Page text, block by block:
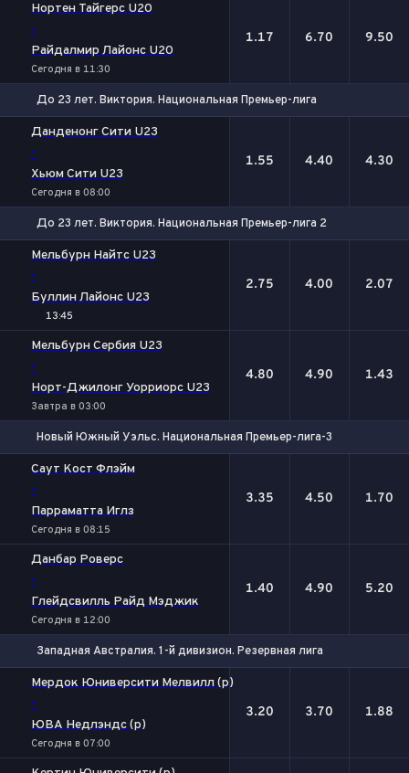
Нортен Тайгерс U20
-
Райдалмир Лайонс U20
Сегодня в 11:30
1.17 6.70 9.50
До 23 лет. Виктория. Национальная Премьер-лига
Данденонг Сити U23
-
Хьюм Сити U23
Сегодня в 08:00
1.55 4.40 4.30
До 23 лет. Виктория. Национальная Премьер-лига 2
Мельбурн Найтс U23
-
Буллин Лайонс U23
13:45
2.75 4.00 2.07
Мельбурн Сербия U23
-
Норт-Джилонг Уорриорс U23
Завтра в 03:00
4.80 4.90 1.43
Новый Южный Уэльс. Национальная Премьер-лига-3
Саут Кост Флэйм
-
Парраматта Иглз
Сегодня в 08:15
3.35 4.50 1.70
Данбар Роверс
-
Глейдсвилль Райд Мэджик
Сегодня в 12:00
1.40 4.90 5.20
Западная Австралия. 1-й дивизион. Резервная лига
Мердок Юниверсити Мелвилл (р)
-
ЮВА Недлэндс (р)
Сегодня в 07:00
3.20 3.70 1.88